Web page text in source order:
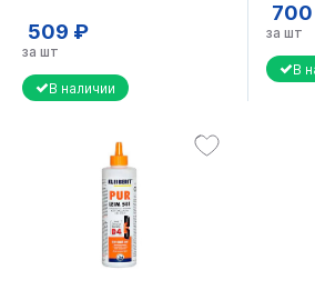
509 ₽
за шт
В наличии
за шт
В